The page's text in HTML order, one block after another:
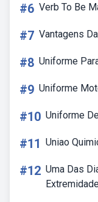
#6 Verb To Be
#7 Vantagens
#8 Uniforme
#9 Uniforme
#10 Uniforme
#11 Uniao
#12 Uma Das